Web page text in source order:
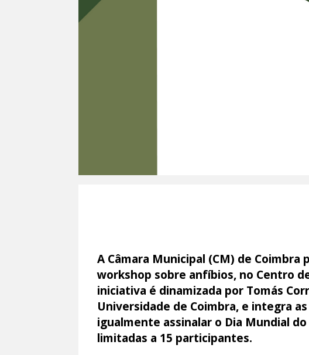
A Câmara Municipal (CM) de Coimbra
workshop sobre anfíbios, no Centro
iniciativa é dinamizada por Tomás
Universidade de Coimbra, e integra
igualmente assinalar o Dia Mundial
limitadas a 15 participantes.